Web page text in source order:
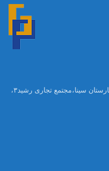
تهران ،خیابان امام خمینی،روبروی بیمارستان سینا،مجتمع تجاری رشید۳،